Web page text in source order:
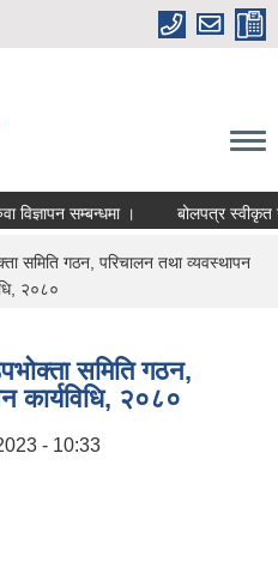
सम्बन्धमा । बोलपत्र स्वीकृत
समिति गठन, परिचालन तथा व्यवस्थापन
२०८०
समिति गठन,
कार्यविधि, २०८०
- 10:33